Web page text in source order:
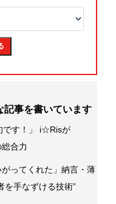
記事を書いています
です！」 i☆Risが
合力
がってくれた」納言・薄
を手なずける技術”